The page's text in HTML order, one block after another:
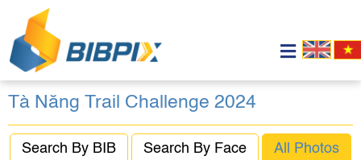
Tà Năng Trail Challenge 2024
Search By BIB Search By Face All Photos